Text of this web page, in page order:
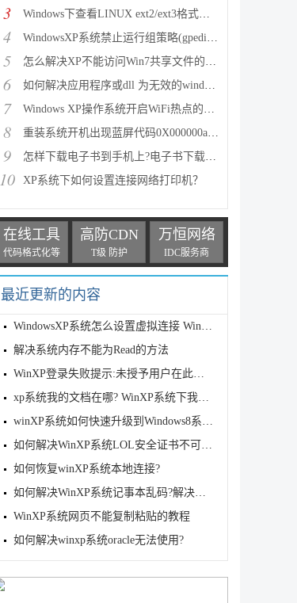
3 Windows下查看LINUX ext2/ext3格式的三种常用方法（图
4 WindowsXP系统禁止运行组策略(gpedit.msc)的方法
5 怎么解决XP不能访问Win7共享文件的问题
6 如何解决应用程序或dll 为无效的windows映像的问题
7 Windows XP操作系统开启WiFi热点的详细方法(图文教程)
8 重装系统开机出现蓝屏代码0X000000a5的解决方法
9 怎样下载电子书到手机上?电子书下载教程
10 XP系统下如何设置连接网络打印机？
在线工具
代码格式化等
高防CDN
T级 防护
万恒网络
IDC服务商
最近更新的内容
WindowsXP系统怎么设置虚拟连接 WindowsXP系统设置虚
解决系统内存不能为Read的方法
WinXP登录失败提示:未授予用户在此计算机上的请求登陆
xp系统我的文档在哪? WinXP系统下我的文档打不开怎么
winXP系统如何快速升级到Windows8系统?
如何解决WinXP系统LOL安全证书不可用?
如何恢复winXP系统本地连接?
如何解决WinXP系统记事本乱码?解决WinXP系统记事本乱
WinXP系统网页不能复制粘贴的教程
如何解决winxp系统oracle无法使用?